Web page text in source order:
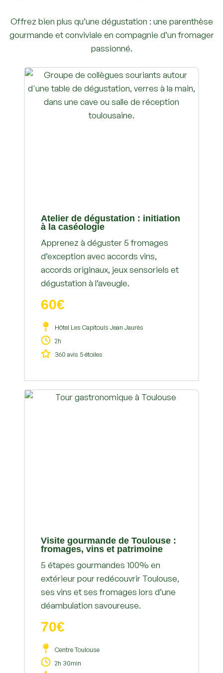
Offrez bien plus qu’une dégustation : une parenthèse
gourmande et conviviale en compagnie d’un fromager
passionné.
Atelier de dégustation : initiation
à la caséologie
Apprenez à déguster 5 fromages
d’exception avec accords vins,
accords originaux, jeux sensoriels et
dégustation à l’aveugle.
60€
Hôtel Les Capitouls Jean Jaurès
2h
360 avis 5 étoiles
Visite gourmande de Toulouse :
fromages, vins et patrimoine
5 étapes gourmandes 100% en
extérieur pour redécouvrir Toulouse,
ses vins et ses fromages lors d’une
déambulation savoureuse.
70€
Centre Toulouse
2h 30min